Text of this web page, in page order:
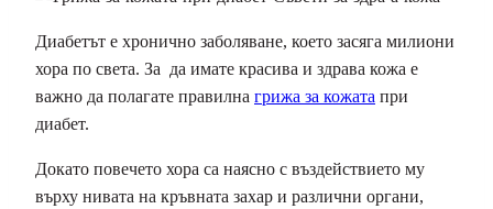
Диабетът е хронично заболяване, което засяга милиони
хора по света. За да имате красива и здрава кожа е
важно да полагате правилна грижа за кожата при
диабет.
Докато повечето хора са наясно с въздействието му
върху нивата на кръвната захар и различни органи,